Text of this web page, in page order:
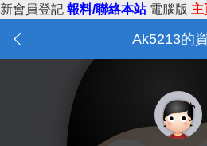
新會員登記 報料/聯絡本站 電腦版 主
Ak5213的